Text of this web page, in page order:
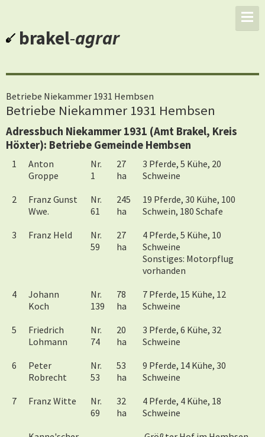
brakel-agrar
Betriebe Niekammer 1931 Hembsen
Betriebe Niekammer 1931 Hembsen
Adressbuch Niekammer 1931 (Amt Brakel, Kreis
Höxter): Betriebe Gemeinde Hembsen
1
Anton
Groppe
Nr.
1
27
ha
3 Pferde, 5 Kühe, 20
Schweine
2
Franz Gunst
Wwe.
Nr.
61
245
ha
19 Pferde, 30 Kühe, 100
Schwein, 180 Schafe
3
Franz Held
Nr.
59
27
ha
4 Pferde, 5 Kühe, 10
Schweine
Sonstiges: Motorpflug
vorhanden
4
Johann
Koch
Nr.
139
78
ha
7 Pferde, 15 Kühe, 12
Schweine
5
Friedrich
Lohmann
Nr.
74
20
ha
3 Pferde, 6 Kühe, 32
Schweine
6
Peter
Robrecht
Nr.
53
53
ha
9 Pferde, 14 Kühe, 30
Schweine
7
Franz Witte
Nr.
69
32
ha
4 Pferde, 4 Kühe, 18
Schweine